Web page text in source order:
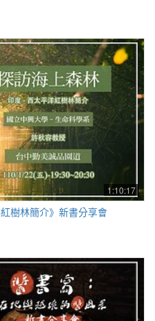
1:10:17
樹林簡介》新書分享會